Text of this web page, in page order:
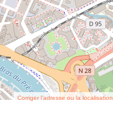
Corriger l’adresse ou la localisation